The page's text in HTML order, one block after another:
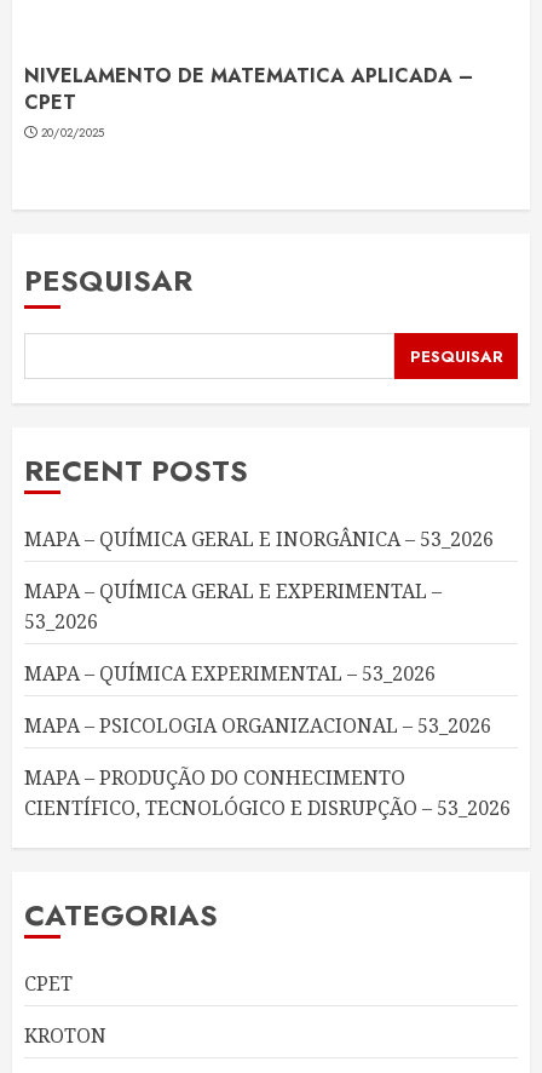
NIVELAMENTO DE MATEMATICA APLICADA –
CPET
20/02/2025
PESQUISAR
PESQUISAR
RECENT POSTS
MAPA – QUÍMICA GERAL E INORGÂNICA – 53_2026
MAPA – QUÍMICA GERAL E EXPERIMENTAL –
53_2026
MAPA – QUÍMICA EXPERIMENTAL – 53_2026
MAPA – PSICOLOGIA ORGANIZACIONAL – 53_2026
MAPA – PRODUÇÃO DO CONHECIMENTO
CIENTÍFICO, TECNOLÓGICO E DISRUPÇÃO – 53_2026
CATEGORIAS
CPET
KROTON